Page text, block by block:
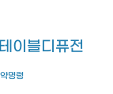
이블디퓨전
명령